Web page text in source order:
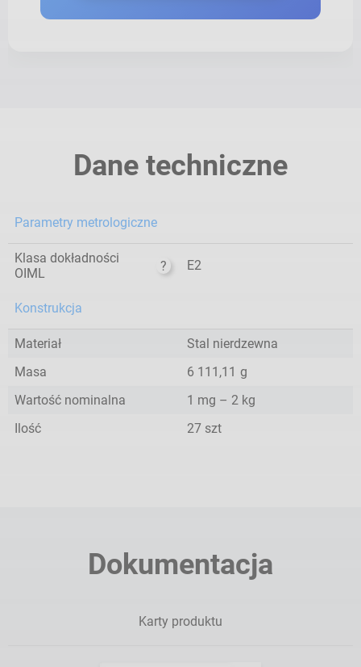
Dane techniczne
Parametry metrologiczne
Klasa dokładności
OIML
? E2
Konstrukcja
Materiał
Stal nierdzewna
Masa
6 111,11 g
Wartość nominalna
1 mg – 2 kg
Ilość
27 szt
Dokumentacja
Karty produktu